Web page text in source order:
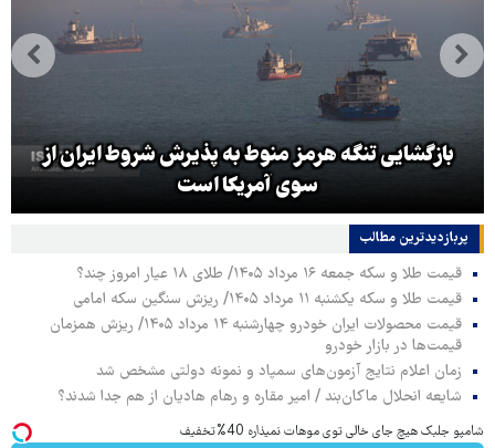
بازگشایی تنگه هرمز منوط به پذیرش شروط ایران از
سوی آمریکا است
پربازدیدترین‌ مطالب
قیمت طلا و سکه جمعه ۱۶ مرداد ۱۴۰۵/ طلای ۱۸ عیار امروز چند؟
قیمت طلا و سکه یکشنبه ۱۱ مرداد ۱۴۰۵/ ریزش سنگین سکه امامی
قیمت محصولات ایران خودرو چهارشنبه ۱۴ مرداد ۱۴۰۵/ ریزش همزمان
قیمت‌ها در بازار خودرو
زمان اعلام نتایج آزمون‌های سمپاد و نمونه دولتی مشخص شد
شایعه انحلال ماکان‌بند / امیر مقاره و رهام هادیان از هم جدا شدند؟
شامپو جلبک هیچ جای خالی توی موهات نمیذاره 40%تخفیف